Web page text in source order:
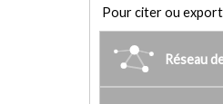
Pour citer ou
Réseau